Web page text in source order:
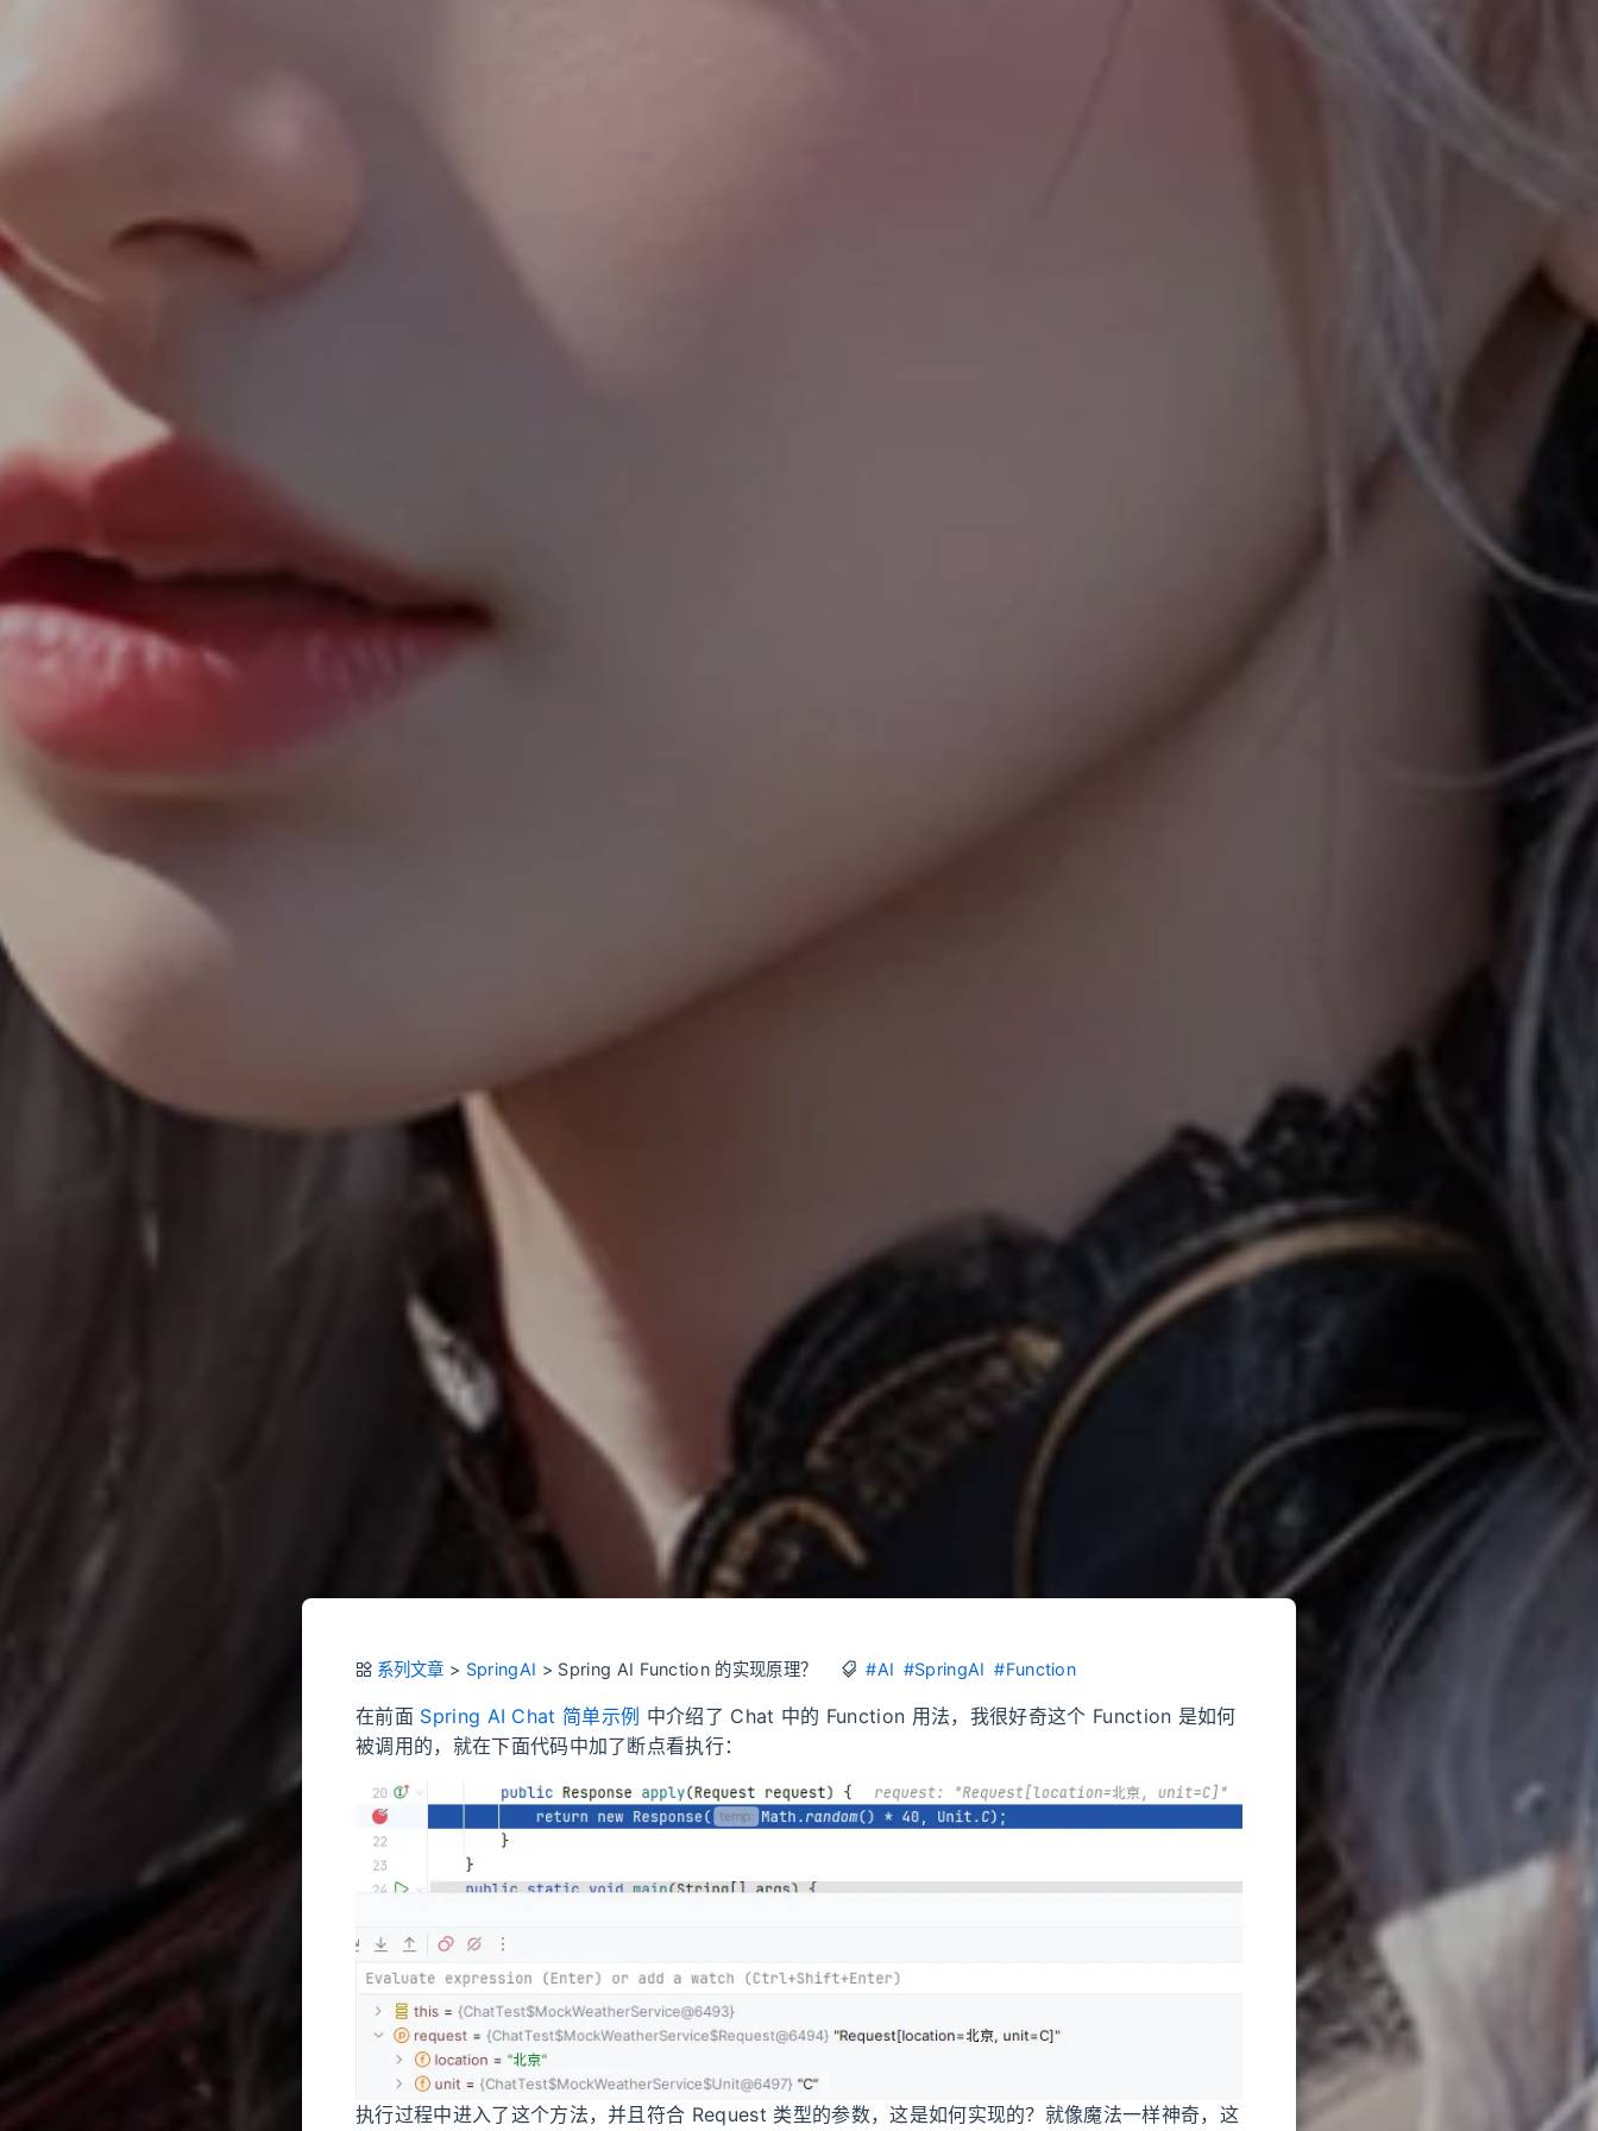
系列文章 > SpringAI > Spring AI Function 的实现原理？ #AI #SpringAI #Function
在前面 Spring AI Chat 简单示例 中介绍了 Chat 中的 Function 用法，我很好奇这个 Function 是如何
被调用的，就在下面代码中加了断点看执行：
执行过程中进入了这个方法，并且符合 Request 类型的参数，这是如何实现的？就像魔法一样神奇，这